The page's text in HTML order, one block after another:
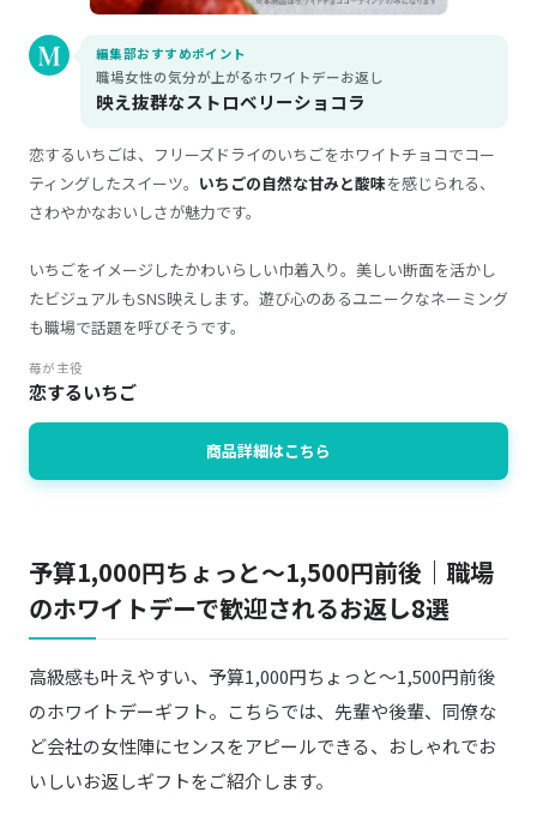
編集部おすすめポイント
職場女性の気分が上がるホワイトデーお返し
映え抜群なストロベリーショコラ
恋するいちごは、フリーズドライのいちごをホワイトチョコでコー
ティングしたスイーツ。 いちごの自然な甘みと酸味を感じられる、
さわやかなおいしさが魅力です。
いちごをイメージしたかわいらしい巾着入り。美しい断面を活かし
たビジュアルもSNS映えします。遊び心のあるユニークなネーミング
も職場で話題を呼びそうです。
苺が主役
恋するいちご
商品詳細はこちら
予算1,000円ちょっと～1,500円前後｜職場
のホワイトデーで歓迎されるお返し8選
高級感も叶えやすい、予算1,000円ちょっと～1,500円前後
のホワイトデーギフト。こちらでは、先輩や後輩、同僚な
ど会社の女性陣にセンスをアピールできる、おしゃれでお
いしいお返しギフトをご紹介します。